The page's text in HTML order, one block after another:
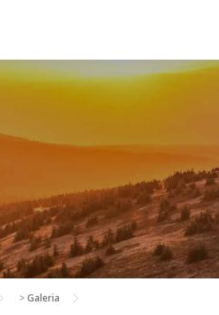
>Galeria